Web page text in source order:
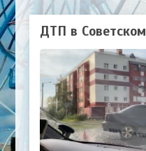
ДТП в Советском